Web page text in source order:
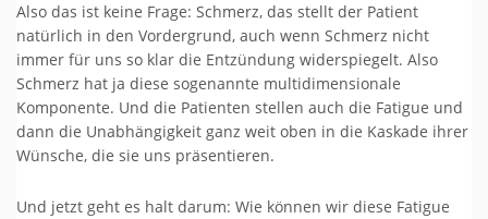
Also das ist keine Frage: Schmerz, das stellt der Patient
natürlich in den Vordergrund, auch wenn Schmerz nicht
immer für uns so klar die Entzündung widerspiegelt. Also
Schmerz hat ja diese sogenannte multidimensionale
Komponente. Und die Patienten stellen auch die Fatigue und
dann die Unabhängigkeit ganz weit oben in die Kaskade ihrer
Wünsche, die sie uns präsentieren.
Und jetzt geht es halt darum: Wie können wir diese Fatigue